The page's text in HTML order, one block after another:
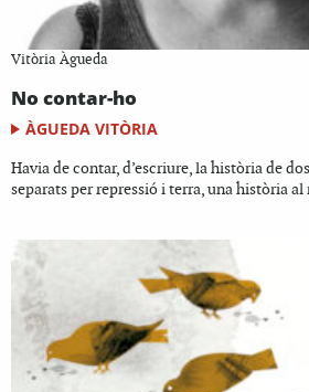
Vitòria Àgueda
No contar-ho
ÀGUEDA VITÒRIA
Havia de contar, d’escriure, la història de
separats per repressió i terra, una història